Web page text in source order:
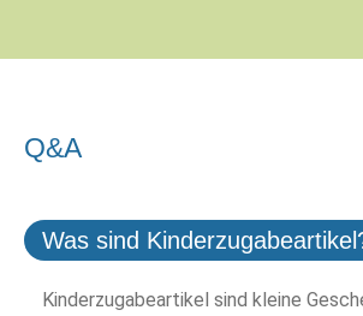
Q&A
Was sind
Kinderzugabeartikel sind kleine